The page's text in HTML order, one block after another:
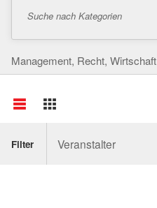
Suche nach Kategorien
Management, Recht, Wirtschaft
Filter Veranstalter